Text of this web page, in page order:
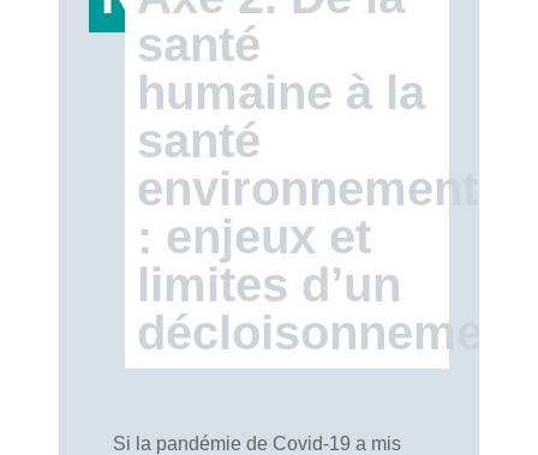
santé
humaine à la
santé
: enjeux et
limites d’un
décloisonnement
Si la pandémie de Covid-19 a mis